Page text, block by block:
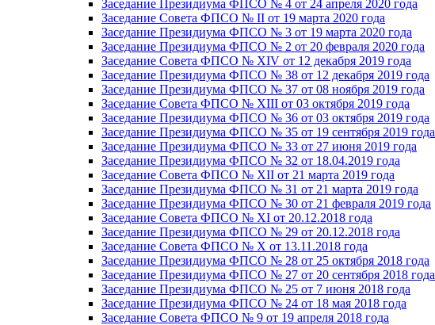
Заседание Президиума ФПСО № 4 от 24 апреля 2020 года
Заседание Совета ФПСО № II от 19 марта 2020 года
Заседание Президиума ФПСО № 3 от 19 марта 2020 года
Заседание Президиума ФПСО № 2 от 20 февраля 2020 года
Заседание Совета ФПСО № XIV от 12 декабря 2019 года
Заседание Президиума ФПСО № 38 от 12 декабря 2019 года
Заседание Президиума ФПСО № 37 от 08 ноября 2019 года
Заседание Совета ФПСО № XIII от 03 октября 2019 года
Заседание Президиума ФПСО № 36 от 03 октября 2019 года
Заседание Президиума ФПСО № 35 от 19 сентября 2019 года
Заседание Президиума ФПСО № 33 от 27 июня 2019 года
Заседание Президиума ФПСО № 32 от 18.04.2019 года
Заседание Совета ФПСО № XII от 21 марта 2019 года
Заседание Президиума ФПСО № 31 от 21 марта 2019 года
Заседание Президиума ФПСО № 30 от 21 февраля 2019 года
Заседание Совета ФПСО № XI от 20.12.2018 года
Заседание Президиума ФПСО № 29 от 20.12.2018 года
Заседание Совета ФПСО № X от 13.11.2018 года
Заседание Президиума ФПСО № 28 от 25 октября 2018 года
Заседание Президиума ФПСО № 27 от 20 сентября 2018 года
Заседание Президиума ФПСО № 25 от 7 июня 2018 года
Заседание Президиума ФПСО № 24 от 18 мая 2018 года
Заседание Совета ФПСО № 9 от 19 апреля 2018 года